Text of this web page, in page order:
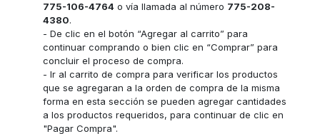
775-106-4764 o vía llamada al número 775-208-
4380.
- De clic en el botón “Agregar al carrito” para
continuar comprando o bien clic en “Comprar” para
concluir el proceso de compra.
- Ir al carrito de compra para verificar los productos
que se agregaran a la orden de compra de la misma
forma en esta sección se pueden agregar cantidades
a los productos requeridos, para continuar de clic en
"Pagar Compra".